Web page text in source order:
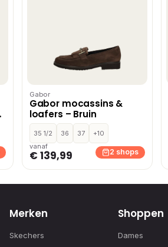
Gabor
Gabor mocassins &
loafers – Bruin
35 1/2 36 37
+10
vanaf
€ 139,99 2 shops
Merken
Skechers
Shoppen
Dames